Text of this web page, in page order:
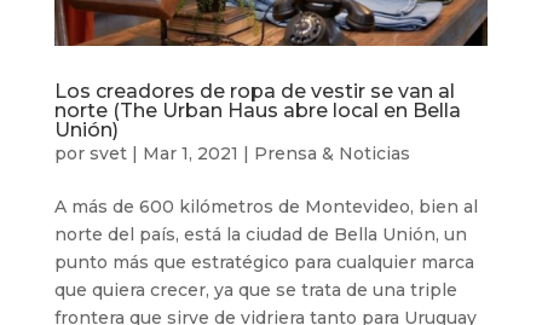
Los creadores de ropa de vestir se van al
norte (The Urban Haus abre local en Bella
Unión)
por svet| Mar 1, 2021 | Prensa & Noticias
A más de 600 kilómetros de Montevideo, bien al
norte del país, está la ciudad de Bella Unión, un
punto más que estratégico para cualquier marca
que quiera crecer, ya que se trata de una triple
frontera que sirve de vidriera tanto para Uruguay